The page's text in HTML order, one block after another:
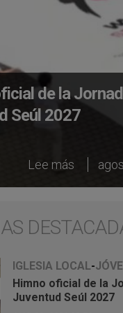
de la
Seúl 2027
Lee más
IGLESIA LOCAL-
Himno oficial de la
Juventud Seúl 2027